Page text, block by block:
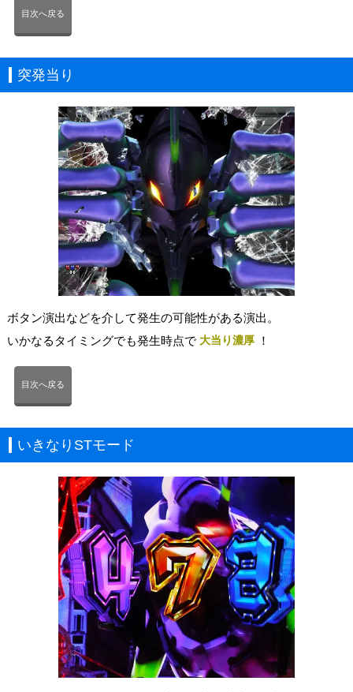
目次へ戻る
突発当り
ボタン演出などを介して発生の可能性がある演出。
いかなるタイミングでも発生時点で 大当り濃厚 ！
目次へ戻る
いきなりSTモード